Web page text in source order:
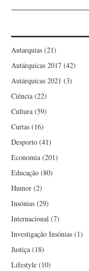
Autarquias (21)
Autárquicas 2017 (42)
Autárquicas 2021 (3)
Ciência (22)
Cultura (59)
Curtas (16)
Desporto (41)
Economia (201)
Educação (80)
Humor (2)
Insónias (29)
Internacional (7)
Investigação Insónias (1)
Justiça (18)
Lifestyle (10)